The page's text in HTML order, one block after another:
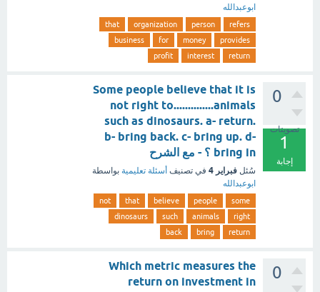
ابوعبدالله
refers
person
organization
that
provides
money
for
business
return
interest
profit
0
تصويتات
1
إجابة
Some people believe that it is
not right to..............animals
such as dinosaurs. a- return.
b- bring back. c- bring up. d-
bring in ؟ - مع الشرح
سُئل فبراير 4 في تصنيف أسئلة تعليمية بواسطة
ابوعبدالله
some
people
believe
that
not
right
animals
such
dinosaurs
return
bring
back
0
Which metric measures the
return on investment in